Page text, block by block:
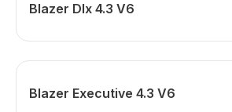
Blazer Dlx 4.3 V6
Blazer Executive 4.3 V6